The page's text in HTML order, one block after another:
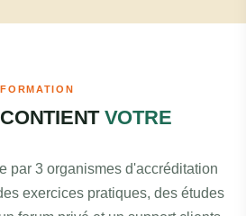
VOTRE
par 3 organismes d'accréditation
exercices pratiques, des études